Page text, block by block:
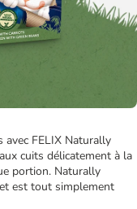
avec FELIX Naturally
cuits délicatement à la
portion. Naturally
est tout simplement